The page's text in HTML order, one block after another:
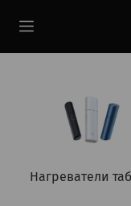
Нагреватели